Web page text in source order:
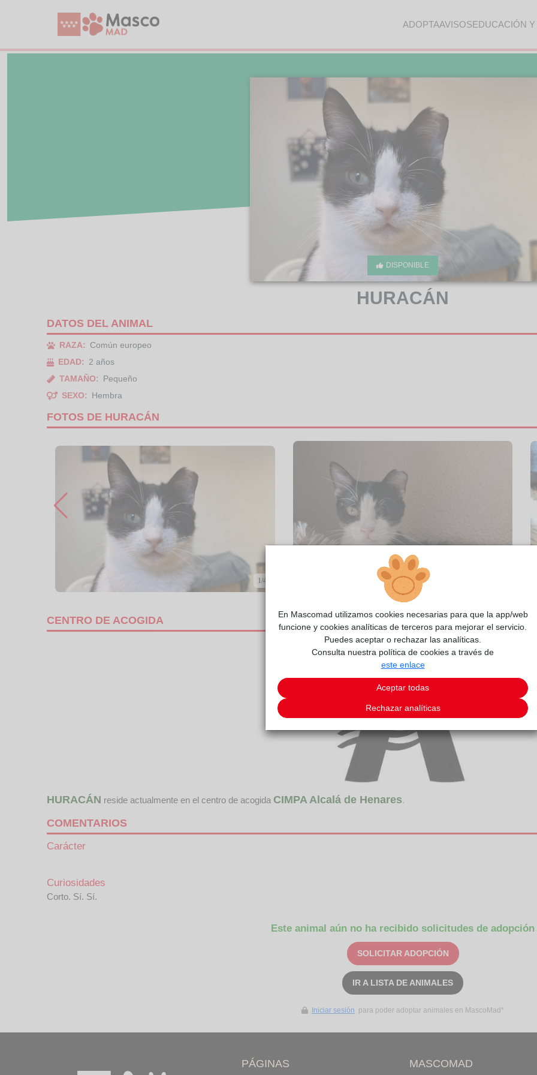
ADOPTAAVISOSEDUCACIÓN
DISPONIBLE
HURACÁN
DATOS DEL ANIMAL
RAZA:
Común europeo
EDAD:
2 años
TAMAÑO:
Pequeño
SEXO:
Hembra
FOTOS DE HURACÁN
1/4
CENTRO DE ACOGIDA
HURACÁN reside actualmente en el centro de acogida CIMPA Alcalá de Henares.
COMENTARIOS
Carácter
Curiosidades
Corto. Sí. Sí.
Este animal aún no ha recibido solicitudes de adopción
SOLICITAR ADOPCIÓN
IR A LISTA DE ANIMALES
Iniciar sesión para poder adoptar animales en MascoMad*
PÁGINAS MASCOMAD
En Mascomad utilizamos cookies necesarias para que la app/web
funcione y cookies analíticas de terceros para mejorar el servicio.
Puedes aceptar o rechazar las analíticas.
Consulta nuestra política de cookies a través de
este enlace
Aceptar todas
Rechazar analíticas